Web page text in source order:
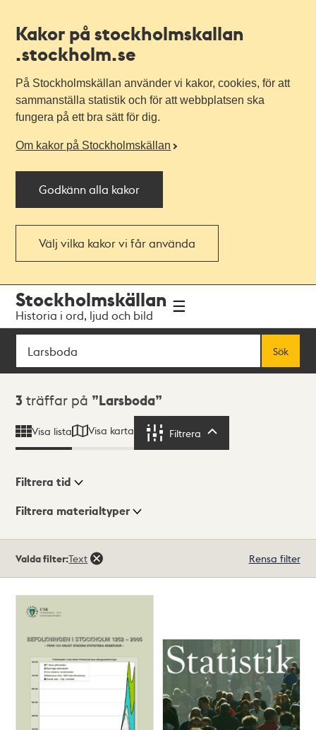
Kakor på stockholmskallan
.stockholm.se
På Stockholmskällan använder vi kakor, cookies, för att
sammanställa statistik och för att webbplatsen ska
fungera på ett bra sätt för dig.
Om kakor på Stockholmskällan
Godkänn alla kakor
Välj vilka kakor vi får använda
navigationen
huvudinnehållet
Stockholmskällan
Historia i ord, ljud och bild
Sök
Sök
Sökresultat
3 träffar på Larsboda
Visa lista Visa karta Filtrera
Visningsläge
Filtrera tid
Filtrera materialtyper
träffar
Valda filter:Text Rensa filter